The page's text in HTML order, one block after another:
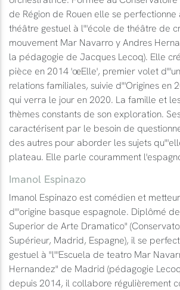
de Région de Rouen elle se
théâtre gestuel à l"'école de théâtre de
mouvement Mar Navarro y Andres
la pédagogie de Jacques Lecoq). Elle
pièce en 2014 'œElle', premier volet
relations familiales, suivie d"'Origines en
qui verra le jour en 2020. La famille et
thèmes constants de son exploration.
caractérisent par le besoin de
des autres pour aborder les sujets
plateau. Elle parle couramment
Imanol Espinazo
Imanol Espinazo est comédien et
d"'origine basque espagnole. Diplômé
Superior de Arte Dramatico"
Supérieur, Madrid, Espagne), il se
gestuel à "l"'Escuela de teatro Mar
Hernandez" de Madrid (pédagogie
depuis 2014, il collabore régulièrement